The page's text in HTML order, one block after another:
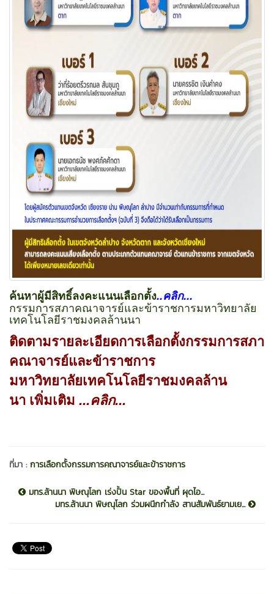
ค้นหาผู้มีสิทธิ์ลงคะแนนเลือกตั้ง..คลิก...
กรรมการสภาคณาจารย์และข้าราชการมหาวิทยาลัย
เทคโนโลยีราชมงคลล้านนา
ติดตามรายละเอียดการเลือกตั้งกรรมการสภา
คณาจารย์และข้าราชการ
มหาวิทยาลัยเทคโนโลยีราชมงคลล้าน
นา เพิ่มเติม ...คลิก...
ที่มา :การเลือกตั้งกรรมการคณาจารย์และข้าราชการ
มทร.ล้านนา พิษณุโลก เร่งปั้น Star ของพื้นที่ ผุดไอ...
มทร.ล้านนา พิษณุโลก ร่วมผนึกกำลัง สานสัมพันธ์ยามเย...